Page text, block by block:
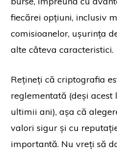
fiecărei opțiuni, inclusiv
comisioanelor, ușurința
alte câteva caracteristici.
Rețineți că criptografia
reglementată (deși
ultimii ani), așa că
valori sigur și cu
importantă. Nu vreți să